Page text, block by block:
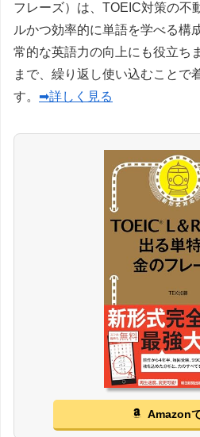
フレーズ）は、TOEIC対策の不
ルかつ効率的に単語を学べる構
常的な英語力の向上にも役立ち
まで、繰り返し使い込むことで
す。 ➡詳しく見る
Amazon